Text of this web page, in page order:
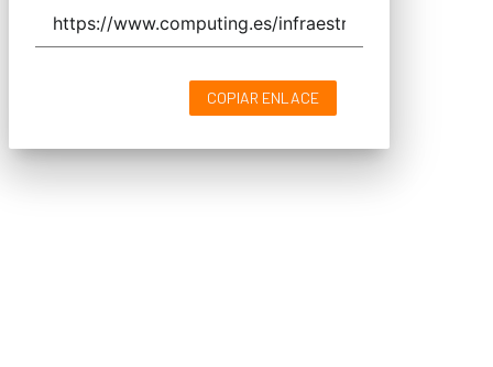
COPIAR ENLACE